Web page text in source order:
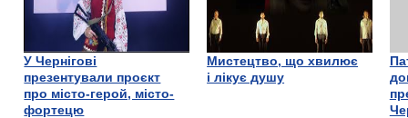
У Чернігові
презентували проєкт
про місто-герой, місто-
фортецю
Мистецтво, що хвилює
і лікує душу